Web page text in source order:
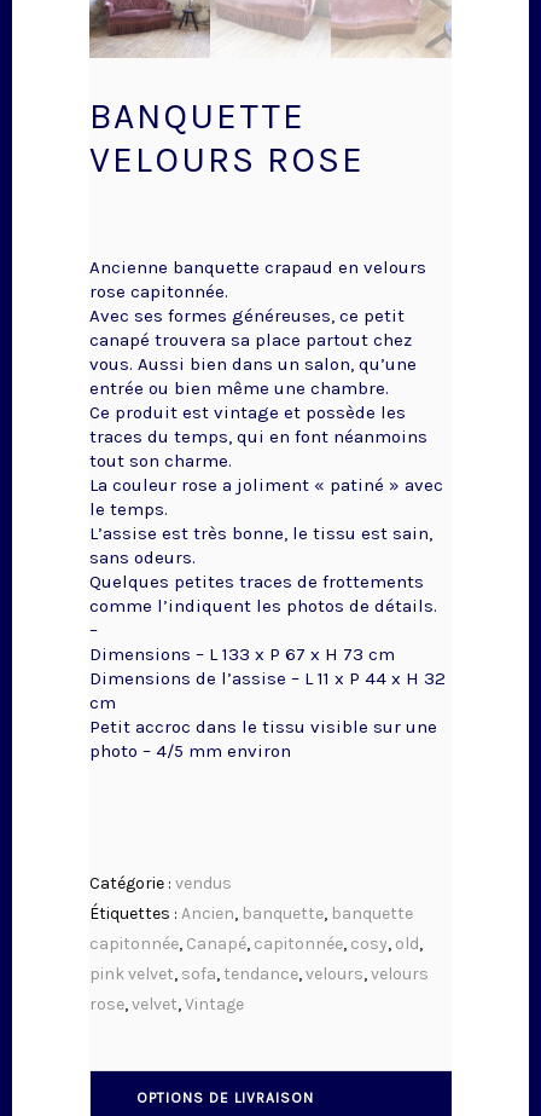
BANQUETTE
VELOURS ROSE
Ancienne banquette crapaud en velours
rose capitonnée.
Avec ses formes généreuses, ce petit
canapé trouvera sa place partout chez
vous. Aussi bien dans un salon, qu’une
entrée ou bien même une chambre.
Ce produit est vintage et possède les
traces du temps, qui en font néanmoins
tout son charme.
La couleur rose a joliment « patiné » avec
le temps.
L’assise est très bonne, le tissu est sain,
sans odeurs.
Quelques petites traces de frottements
comme l’indiquent les photos de détails.
–
Dimensions – L 133 x P 67 x H 73 cm
Dimensions de l’assise – L 11 x P 44 x H 32
cm
Petit accroc dans le tissu visible sur une
photo – 4/5 mm environ
Catégorie : vendus
Étiquettes : Ancien, banquette, banquette
capitonnée, Canapé, capitonnée, cosy, old,
pink velvet, sofa, tendance,velours,velours
rose,velvet,Vintage
OPTIONS DE LIVRAISON